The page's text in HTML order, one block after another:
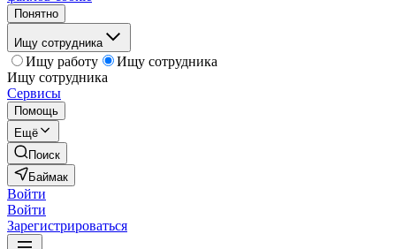
Понятно
Ищу сотрудника
Ищу работу
Ищу сотрудника
Ищу сотрудника
Сервисы
Помощь
Ещё
Поиск
Баймак
Войти
Войти
Зарегистрироваться